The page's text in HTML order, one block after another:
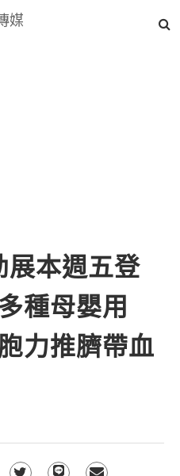
本週五登
種母嬰用
力推臍帶血